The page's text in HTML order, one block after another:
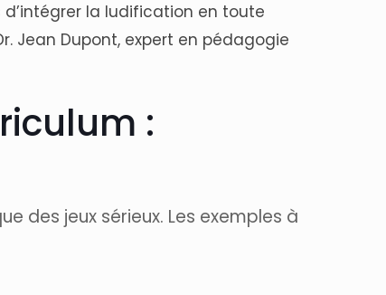
la ludification en toute
Jean Dupont, expert en pédagogie
:
des jeux sérieux. Les exemples à